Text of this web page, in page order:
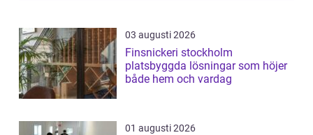
03 augusti 2026
Finsnickeri stockholm
platsbyggda lösningar som höjer
både hem och vardag
01 augusti 2026